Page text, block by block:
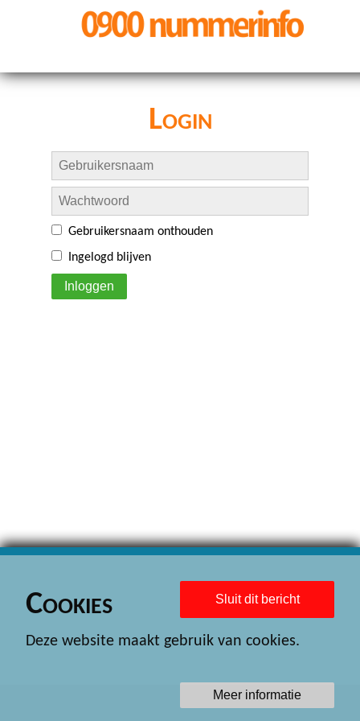
Login
Gebruikersnaam onthouden
Ingelogd blijven
Inloggen
Sluit dit bericht
Cookies
Deze website maakt gebruik van cookies.
Meer informatie